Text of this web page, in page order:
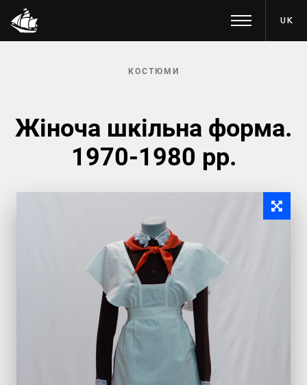
UK
КОСТЮМИ
Жіноча шкільна форма.
1970-1980 рр.